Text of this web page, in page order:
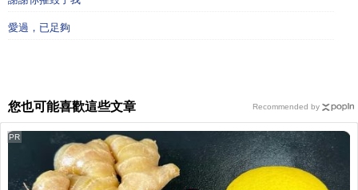
愛過，已足夠
您也可能喜歡這些文章
PR
Recommended by